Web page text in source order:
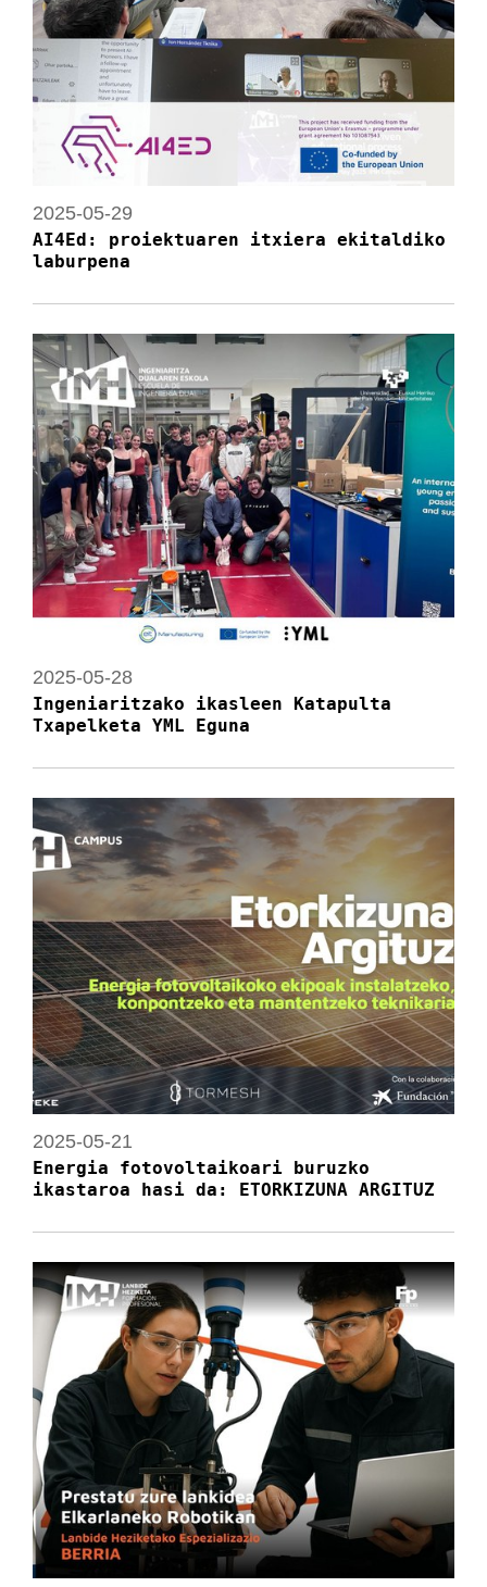
2025-05-29
AI4Ed: proiektuaren itxiera ekitaldiko
laburpena
2025-05-28
Ingeniaritzako ikasleen Katapulta
Txapelketa YML Eguna
2025-05-21
Energia fotovoltaikoari buruzko
ikastaroa hasi da: ETORKIZUNA ARGITUZ